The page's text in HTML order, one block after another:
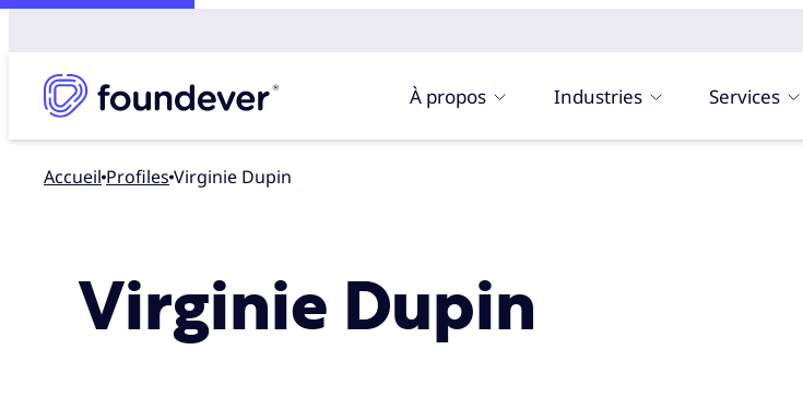
À propos Industries Services
Accueil profiles Virginie Dupin
Virginie Dupin